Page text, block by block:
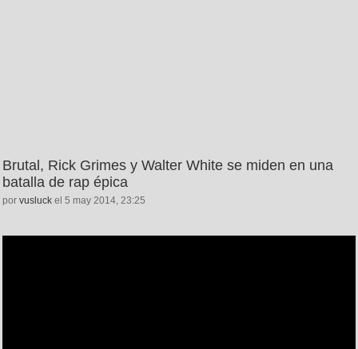
Brutal, Rick Grimes y Walter White se miden en una
batalla de rap épica
por vusluck el 5 may 2014, 23:25